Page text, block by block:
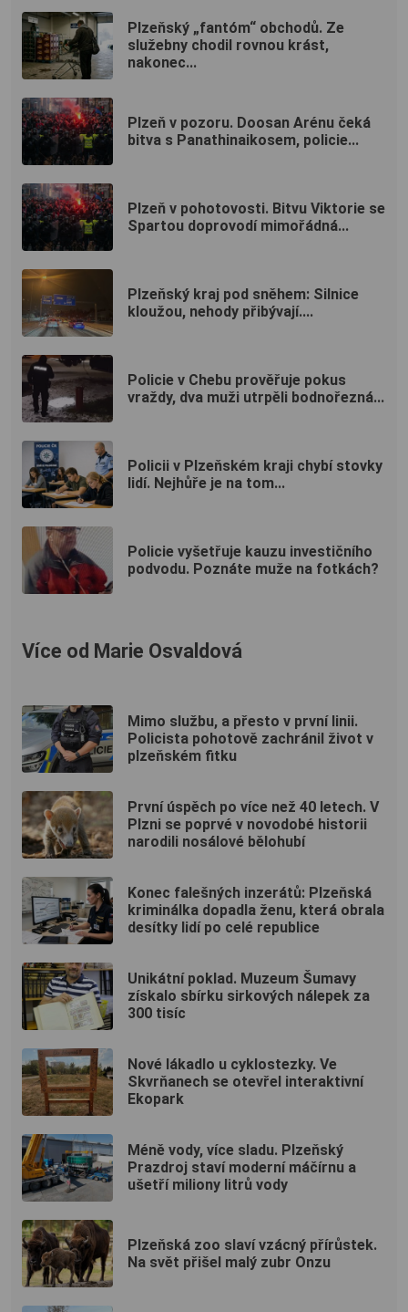
Plzeňský „fantóm“ obchodů. Ze
služebny chodil rovnou krást,
nakonec...
Plzeň v pozoru. Doosan Arénu čeká
bitva s Panathinaikosem, policie...
Plzeň v pohotovosti. Bitvu Viktorie se
Spartou doprovodí mimořádná...
Plzeňský kraj pod sněhem: Silnice
kloužou, nehody přibývají....
Policie v Chebu prověřuje pokus
vraždy, dva muži utrpěli bodnořezná...
Policii v Plzeňském kraji chybí stovky
lidí. Nejhůře je na tom...
Policie vyšetřuje kauzu investičního
podvodu. Poznáte muže na fotkách?
Více od Marie Osvaldová
Mimo službu, a přesto v první linii.
Policista pohotově zachránil život v
plzeňském fitku
První úspěch po více než 40 letech. V
Plzni se poprvé v novodobé historii
narodili nosálové bělohubí
Konec falešných inzerátů: Plzeňská
kriminálka dopadla ženu, která obrala
desítky lidí po celé republice
Unikátní poklad. Muzeum Šumavy
získalo sbírku sirkových nálepek za
300 tisíc
Nové lákadlo u cyklostezky. Ve
Skvrňanech se otevřel interaktivní
Ekopark
Méně vody, více sladu. Plzeňský
Prazdroj staví moderní máčírnu a
ušetří miliony litrů vody
Plzeňská zoo slaví vzácný přírůstek.
Na svět přišel malý zubr Onzu